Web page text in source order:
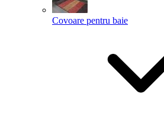
Covoare pentru baie